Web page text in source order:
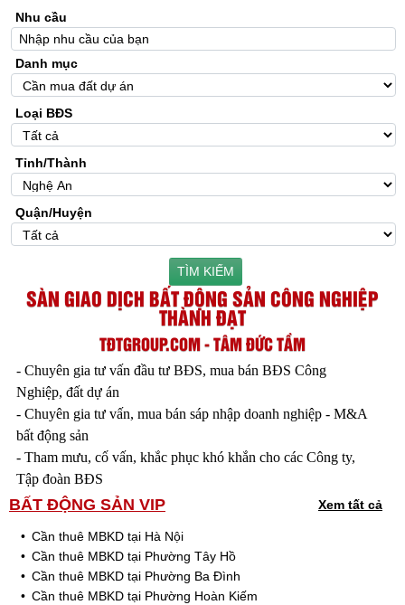
Nhu cầu
Danh mục
Loại BĐS
Tỉnh/Thành
Quận/Huyện
TÌM KIẾM
SÀN GIAO DỊCH BẤT ĐỘNG SẢN CÔNG NGHIỆP
THÀNH ĐẠT
TĐTGROUP.COM - TÂM ĐỨC TẦM
- Chuyên gia tư vấn đầu tư BĐS, mua bán BĐS Công
Nghiệp, đất dự án
- Chuyên gia tư vấn, mua bán sáp nhập doanh nghiệp - M&A
bất động sản
- Tham mưu, cố vấn, khắc phục khó khắn cho các Công ty,
Tập đoàn BĐS
BẤT ĐỘNG SẢN VIP Xem tất cả
Cần thuê MBKD tại Hà Nội
Cần thuê MBKD tại Phường Tây Hồ
Cần thuê MBKD tại Phường Ba Đình
Cần thuê MBKD tại Phường Hoàn Kiếm